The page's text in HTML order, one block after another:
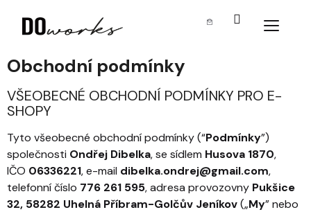
NÁKUPNÍ KOŠÍK
Obchodní podmínky
VŠEOBECNÉ OBCHODNÍ PODMÍNKY PRO E-
SHOPY
Tyto všeobecné obchodní podmínky (“Podmínky”)
společnosti Ondřej Dibelka, se sídlem Husova 1870,
IČO 06336221, e-mail dibelka.ondrej@gmail.com,
telefonní číslo 776 261 595, adresa provozovny Pukšice
32, 58282 Uhelná Příbram-Golčův Jeníkov(„My” nebo